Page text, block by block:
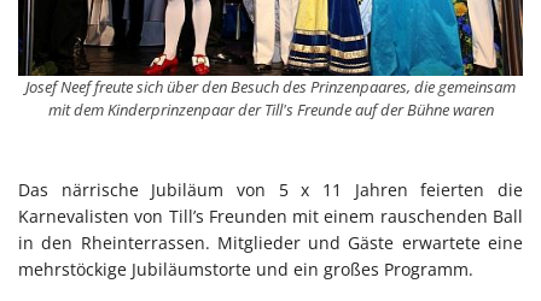
Josef Neef freute sich über den Besuch des Prinzenpaares, die gemeinsam
mit dem Kinderprinzenpaar der Till's Freunde auf der Bühne waren
Das närrische Jubiläum von 5 x 11 Jahren feierten die
Karnevalisten von Till’s Freunden mit einem rauschenden Ball
in den Rheinterrassen. Mitglieder und Gäste erwartete eine
mehrstöckige Jubiläumstorte und ein großes Programm.